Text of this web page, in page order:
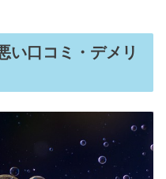
い口コミ・デメリ